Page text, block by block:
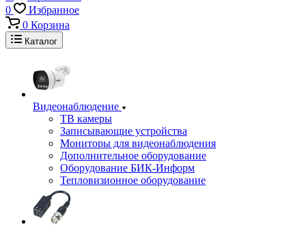
0
Избранное
0 Корзина
Каталог
Видеонаблюдение
ТВ камеры
Записывающие устройства
Мониторы для видеонаблюдения
Дополнительное оборудование
Оборудование БИК-Информ
Тепловизионное оборудование